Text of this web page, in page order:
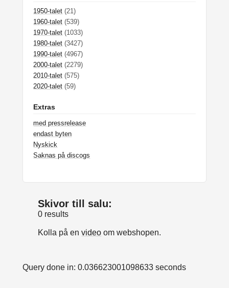
1950-talet (21)
1960-talet (539)
1970-talet (1033)
1980-talet (3427)
1990-talet (4967)
2000-talet (2279)
2010-talet (575)
2020-talet (59)
Extras
med pressrelease
endast byten
Nyskick
Saknas på discogs
Skivor till salu:
0 results
Kolla på envideo om webshopen.
Query done in: 0.036623001098633 seconds